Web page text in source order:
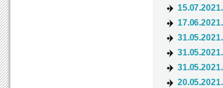
17.06.2021.
31.05.2021.
20.05.2021.